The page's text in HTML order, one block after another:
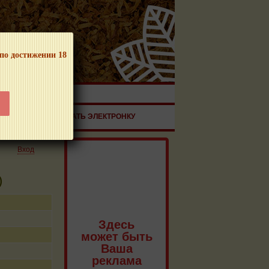
достижении 18
ПРОДУКЦИИ!
ЗАКАЗАТЬ ЭЛЕКТРОНКУ
Вход
Здесь
может быть
Ваша
реклама